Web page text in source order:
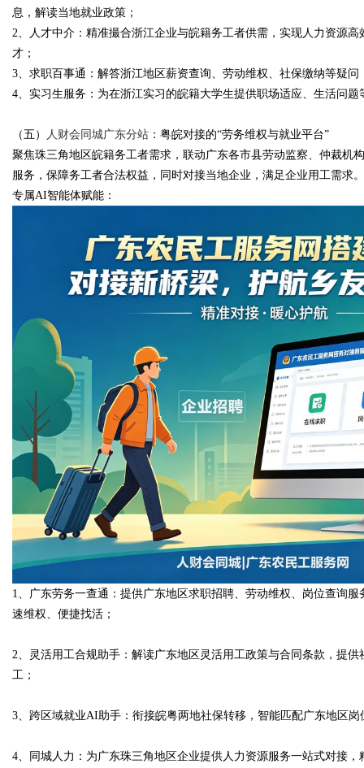
息，解读当地就业政策；
2、人才中介：精准撮合浙江企业与皖籍务工者供需，实现人力资源
才；
3、求职百事通：解答浙江地区薪资查询、劳动维权、社保缴纳等疑
4、实习生服务：为在浙江实习的皖籍大学生提供职场适应、生活问
（五） 人财会同城广东分站 ：粤皖对接的“劳务维权与就业平台”
聚焦珠三角地区皖籍务工者需求，联动广东各市县劳动监察、仲裁机
服务，保障务工者合法权益，同时对接当地企业，满足企业用工需求。
专属AI智能体赋能：
1、广东劳务一查通：提供广东地区求职招聘、劳动维权、岗位查询
速维权、便捷找活；
2、灵活用工合规助手：解读广东地区灵活用工政策与合同条款，提
工；
3、跨区域就业AI助手：衔接皖粤两地社保转移，智能匹配广东地区
4、同城人力：为广东珠三角地区企业提供人力资源服务一站式对接